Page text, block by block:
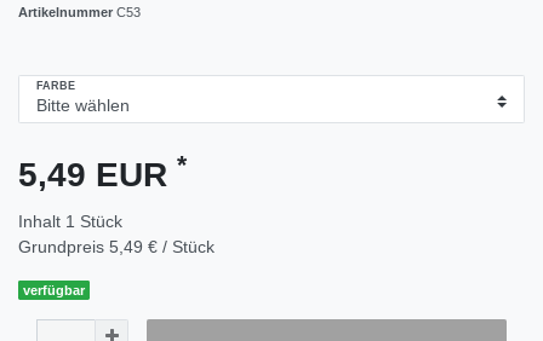
Artikelnummer C53
FARBE
5,49 EUR *
Inhalt 1 Stück
Grundpreis 5,49 € / Stück
verfügbar